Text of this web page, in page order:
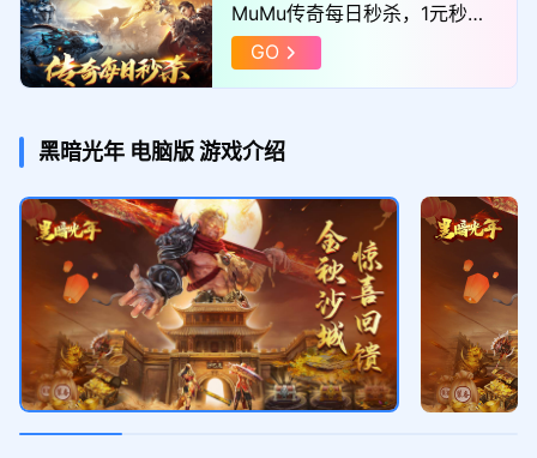
MuMu传奇每日秒杀，1元秒巨
额满减券！
GO
黑暗光年 电脑版游戏介绍